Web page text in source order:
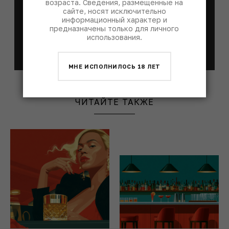
Я согласен сполитикойобработки
ЧИТАЙТЕ ТАКЖЕ
возраста. Сведения, размещенные на
сайте, носят исключительно
информационный характер и
предназначены только для личного
использования.
МНЕ ИСПОЛНИЛОСЬ 18 ЛЕТ